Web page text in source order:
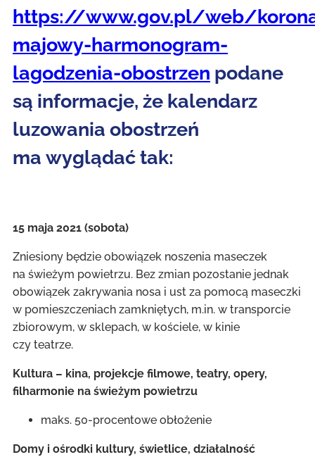
https://www.gov.pl/web/
majowy-harmonogram-
lagodzenia-obostrzen podane
są informacje, że kalendarz
luzowania obostrzeń
ma wyglądać tak:
15 maja 2021 (sobota)
Zniesiony będzie obowiązek noszenia maseczek
na świeżym powietrzu. Bez zmian pozostanie jednak
obowiązek zakrywania nosa i ust za pomocą maseczki
w pomieszczeniach zamkniętych, m.in. w transporcie
zbiorowym, w sklepach, w kościele, w kinie
czy teatrze.
Kultura – kina, projekcje filmowe, teatry, opery,
filharmonie na świeżym powietrzu
maks. 50-procentowe obłożenie
Domy i ośrodki kultury, świetlice, działalność